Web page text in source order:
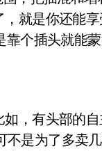
教程，有手就会！
台，技术创新驱动
就是你还能
个插头就能蒙
，有头部的
是为了多卖几